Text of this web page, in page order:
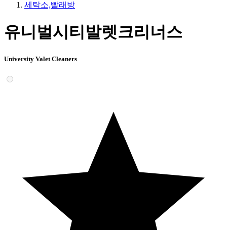
세탁소,빨래방
유니벌시티발렛크리너스
University Valet Cleaners